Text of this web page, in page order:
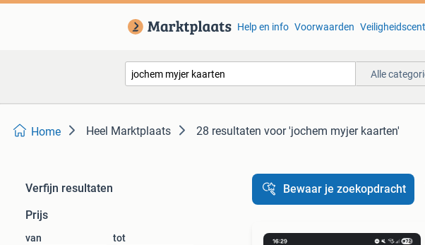
Help en info Voorwaarden
Alle
Home Heel Marktplaats 28 resultaten voor 'jochem myjer kaarten'
Verfijn resultaten
Prijs
van tot
Bewaar je zoekopdracht